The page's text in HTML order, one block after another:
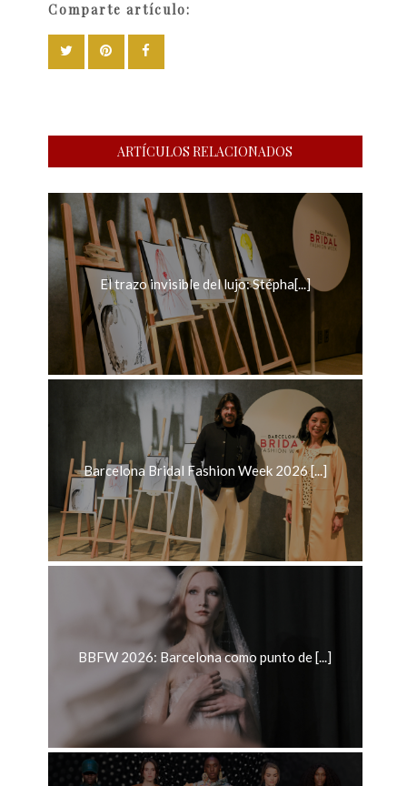
Comparte artículo:
ARTÍCULOS RELACIONADOS
El trazo invisible del lujo: Stépha[...]
Barcelona Bridal Fashion Week 2026 [...]
BBFW 2026: Barcelona como punto de [...]